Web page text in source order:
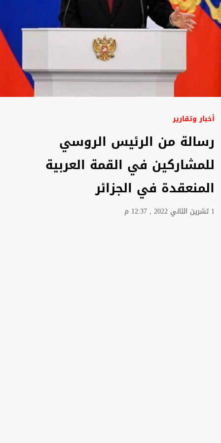
أخبار وتقارير
رسالة من الرئيس الروسي
للمشاركين في القمة العربية
المنعقدة في الجزائر
1 تشرين الثاني 2022 , 12:37 م